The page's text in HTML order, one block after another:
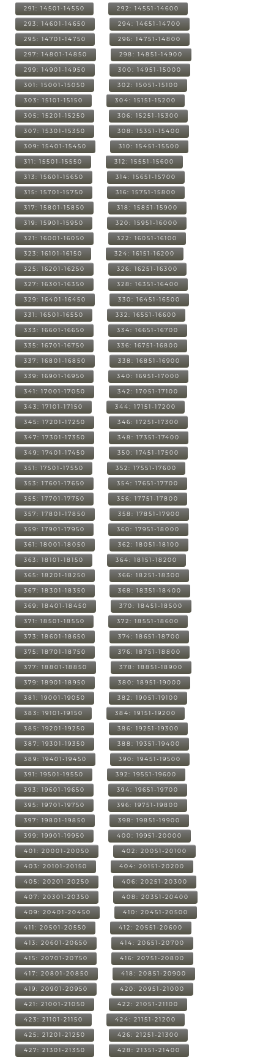
291: 14501-14550 292: 14551-14600
293: 14601-14650 294: 14651-14700
295: 14701-14750 296: 14751-14800
297: 14801-14850 298: 14851-14900
299: 14901-14950 300: 14951-15000
301: 15001-15050 302: 15051-15100
303: 15101-15150 304: 15151-15200
305: 15201-15250 306: 15251-15300
307: 15301-15350 308: 15351-15400
309: 15401-15450 310: 15451-15500
311: 15501-15550 312: 15551-15600
313: 15601-15650 314: 15651-15700
315: 15701-15750 316: 15751-15800
317: 15801-15850 318: 15851-15900
319: 15901-15950 320: 15951-16000
321: 16001-16050 322: 16051-16100
323: 16101-16150 324: 16151-16200
325: 16201-16250 326: 16251-16300
327: 16301-16350 328: 16351-16400
329: 16401-16450 330: 16451-16500
331: 16501-16550 332: 16551-16600
333: 16601-16650 334: 16651-16700
335: 16701-16750 336: 16751-16800
337: 16801-16850 338: 16851-16900
339: 16901-16950 340: 16951-17000
341: 17001-17050 342: 17051-17100
343: 17101-17150 344: 17151-17200
345: 17201-17250 346: 17251-17300
347: 17301-17350 348: 17351-17400
349: 17401-17450 350: 17451-17500
351: 17501-17550 352: 17551-17600
353: 17601-17650 354: 17651-17700
355: 17701-17750 356: 17751-17800
357: 17801-17850 358: 17851-17900
359: 17901-17950 360: 17951-18000
361: 18001-18050 362: 18051-18100
363: 18101-18150 364: 18151-18200
365: 18201-18250 366: 18251-18300
367: 18301-18350 368: 18351-18400
369: 18401-18450 370: 18451-18500
371: 18501-18550 372: 18551-18600
373: 18601-18650 374: 18651-18700
375: 18701-18750 376: 18751-18800
377: 18801-18850 378: 18851-18900
379: 18901-18950 380: 18951-19000
381: 19001-19050 382: 19051-19100
383: 19101-19150 384: 19151-19200
385: 19201-19250 386: 19251-19300
387: 19301-19350 388: 19351-19400
389: 19401-19450 390: 19451-19500
391: 19501-19550 392: 19551-19600
393: 19601-19650 394: 19651-19700
395: 19701-19750 396: 19751-19800
397: 19801-19850 398: 19851-19900
399: 19901-19950 400: 19951-20000
401: 20001-20050 402: 20051-20100
403: 20101-20150 404: 20151-20200
405: 20201-20250 406: 20251-20300
407: 20301-20350 408: 20351-20400
409: 20401-20450 410: 20451-20500
411: 20501-20550 412: 20551-20600
413: 20601-20650 414: 20651-20700
415: 20701-20750 416: 20751-20800
417: 20801-20850 418: 20851-20900
419: 20901-20950 420: 20951-21000
421: 21001-21050 422: 21051-21100
423: 21101-21150 424: 21151-21200
425: 21201-21250 426: 21251-21300
427: 21301-21350 428: 21351-21400